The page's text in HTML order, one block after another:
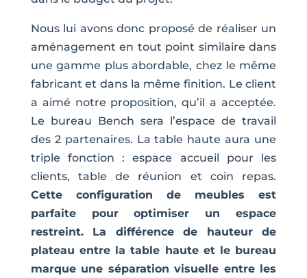
Nous lui avons donc proposé de réaliser un
aménagement en tout point similaire dans
une gamme plus abordable, chez le même
fabricant et dans la même finition. Le client
a aimé notre proposition, qu’il a acceptée.
Le bureau Bench sera l’espace de travail
des 2 partenaires. La table haute aura une
triple fonction : espace accueil pour les
clients, table de réunion et coin repas.
Cette configuration de meubles est
parfaite pour optimiser un espace
restreint. La différence de hauteur de
plateau entre la table haute et le bureau
marque une séparation visuelle entre les